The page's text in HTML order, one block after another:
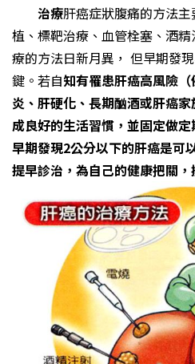
治療肝癌症狀腹痛的方法
植、標靶治療、血管栓塞、酒
療的方法日新月異， 但早期發
鍵。若自知有罹患肝癌高風險
炎、肝硬化、長期酗酒或肝癌
成良好的生活習慣，並固定做
早期發現2公分以下的肝癌是可
提早診治，為自己的健康把關，